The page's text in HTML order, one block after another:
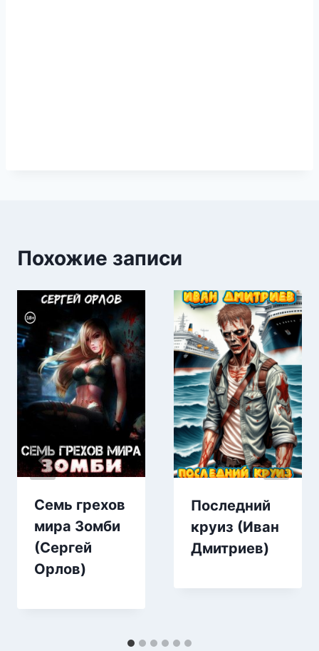
Похожие записи
Семь грехов
мира Зомби
(Сергей
Орлов)
Последний
круиз (Иван
Дмитриев)